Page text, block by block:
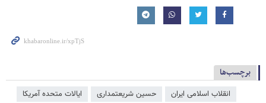
برچسب‌ها
انقلاب اسلامی ایران حسین شریعتمداری
ایالات متحده آمریکا